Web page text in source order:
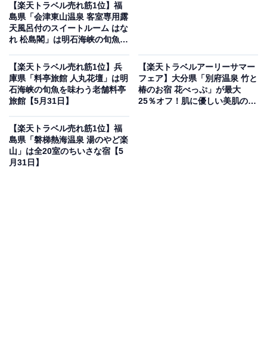
瀬見温泉 ゆめみの宿 観松館（画像出典：楽天トラベル）
「瀬見温泉 ゆめみの宿 観松館」の楽天スーパーDEALプ
ランを予約すると、実質30％オフで宿泊可能です。
楽天トラベルでホテルを見る
【楽天トラベル売れ筋1位】福
島県「会津東山温泉 客室専用露
天風呂付のスイートルーム はな
れ 松島閣」は明石海峡の旬魚を
【楽天トラベル売れ筋1位】兵
庫県「料亭旅館 人丸花壇」は明
石海峡の旬魚を味わう老舗料亭
旅館【5月31日】
【楽天トラベルアーリーサマー
フェア】大分県「別府温泉 竹と
椿のお宿 花べっぷ」が最大
25％オフ！肌に優しい美肌の湯
【楽天トラベル売れ筋1位】福
島県「磐梯熱海温泉 湯のやど楽
山」は全20室のちいさな宿【5
月31日】